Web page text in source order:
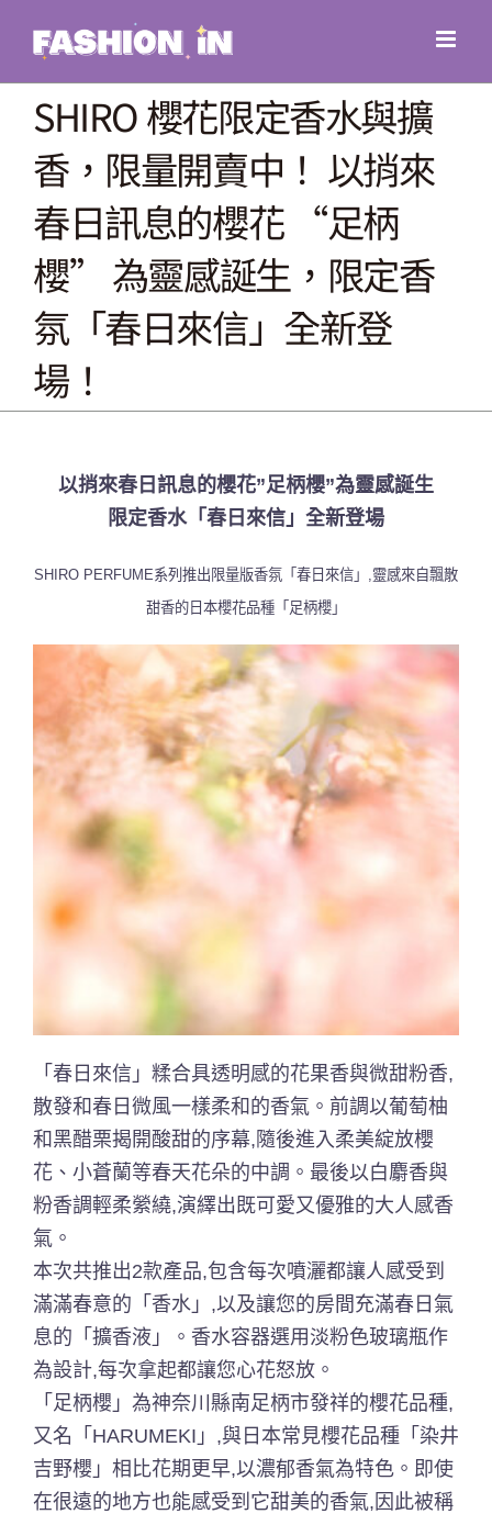
content
SHIRO 櫻花限定香水與擴
香，限量開賣中！ 以捎來
春日訊息的櫻花 “足柄
櫻” 為靈感誕生，限定香
氛「春日來信」全新登
場！
以捎來春日訊息的櫻花”足柄櫻”為靈感誕生
限定香水「春日來信」全新登場
SHIRO PERFUME系列推出限量版香氛「春日來信」,靈感來自飄散
甜香的日本櫻花品種「足柄櫻」
「春日來信」糅合具透明感的花果香與微甜粉香,
散發和春日微風一樣柔和的香氣。前調以葡萄柚
和黑醋栗揭開酸甜的序幕,隨後進入柔美綻放櫻
花、小蒼蘭等春天花朵的中調。最後以白麝香與
粉香調輕柔縈繞,演繹出既可愛又優雅的大人感香
氣。
本次共推出2款產品,包含每次噴灑都讓人感受到
滿滿春意的「香水」,以及讓您的房間充滿春日氣
息的「擴香液」。香水容器選用淡粉色玻璃瓶作
為設計,每次拿起都讓您心花怒放。
「足柄櫻」為神奈川縣南足柄市發祥的櫻花品種,
又名「HARUMEKI」,與日本常見櫻花品種「染井
吉野櫻」相比花期更早,以濃郁香氣為特色。即使
在很遠的地方也能感受到它甜美的香氣,因此被稱